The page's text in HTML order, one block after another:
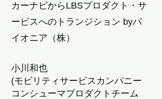
カーナビからLBSプロダクト・サ
ービスへのトランジション byパ
イオニア（株）
小川和也
(モビリティサービスカンパニー
コンシューマプロダクトチーム